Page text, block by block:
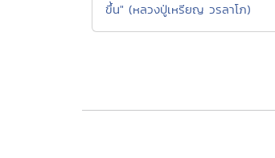
ขึ้น" (หลวงปู่เหรียญ วรลาโภ)